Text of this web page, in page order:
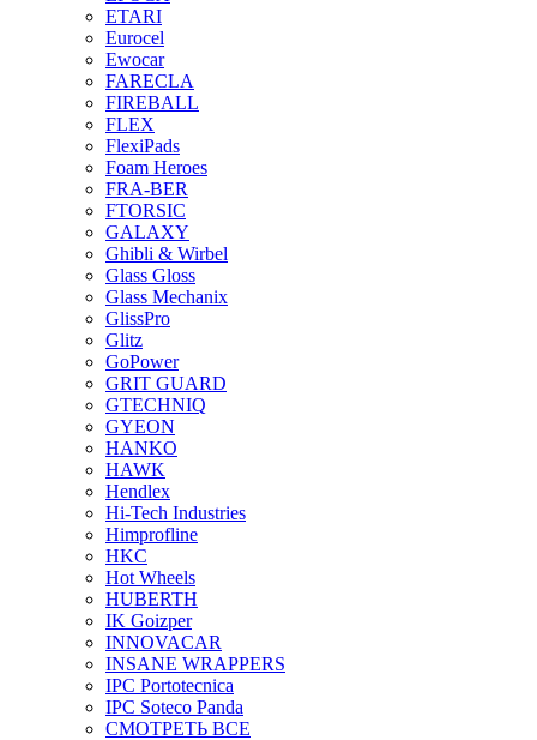
ETARI
Eurocel
Ewocar
FARECLA
FIREBALL
FLEX
FlexiPads
Foam Heroes
FRA-BER
FTORSIC
GALAXY
Ghibli & Wirbel
Glass Gloss
Glass Mechanix
GlissPro
Glitz
GoPower
GRIT GUARD
GTECHNIQ
GYEON
HANKO
HAWK
Hendlex
Hi-Tech Industries
Himprofline
HKC
Hot Wheels
HUBERTH
IK Goizper
INNOVACAR
INSANE WRAPPERS
IPC Portotecnica
IPC Soteco Panda
СМОТРЕТЬ ВСЕ